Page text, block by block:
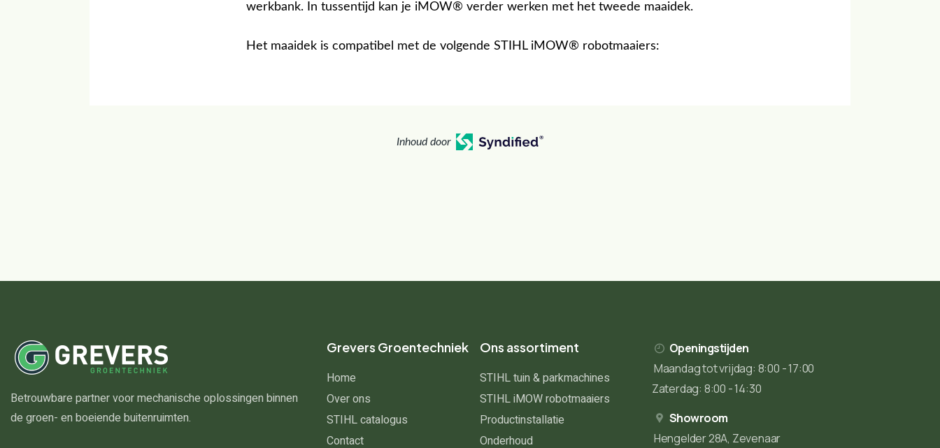
werkbank. In tussentijd kan je iMOW® verder werken met het tweede maaidek.
Het maaidek is compatibel met de volgende STIHL iMOW® robotmaaiers:
Inhoud door
Betrouwbare partner voor mechanische oplossingen binnen
de groen- en boeiende buitenruimten.
Grevers Groentechniek
Home
Over ons
STIHL catalogus
Contact
Ons assortiment
STIHL tuin & parkmachines
STIHL iMOW robotmaaiers
Productinstallatie
Onderhoud
Openingstijden
Maandag tot vrijdag: 8:00 - 17:00
Zaterdag: 8:00 - 14:30
Showroom
Hengelder 28A, Zevenaar